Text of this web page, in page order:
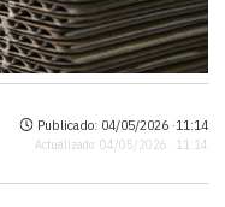
Publicado: 04/05/2026 ·11:14
Actualizado: 04/05/2026 · 11:14